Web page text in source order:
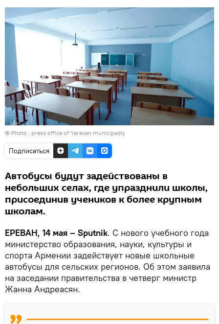
© Photo : press office of Yerevan municipality
Подписаться
Автобусы будут задействованы в
небольших селах, где упразднили школы,
присоединив учеников к более крупным
школам.
ЕРЕВАН, 14 мая – Sputnik. С нового учебного года
министерство образования, науки, культуры и
спорта Армении задействует новые школьные
автобусы для сельских регионов. Об этом заявила
на заседании правительства в четверг министр
Жанна Андреасян.